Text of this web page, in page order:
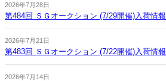
2026年7月28日
第484回 ＳＧオークション (7/29開催)入荷情報
2026年7月21日
第483回 ＳＧオークション (7/22開催)入荷情報
2026年7月14日